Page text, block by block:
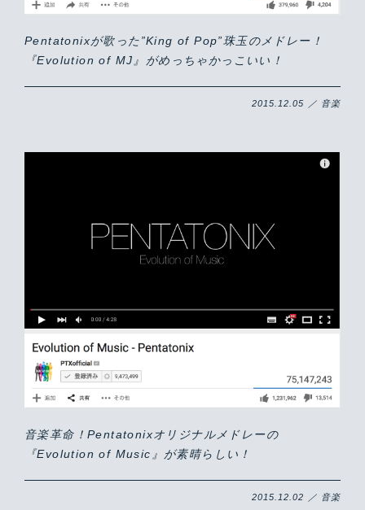
Pentatonixが歌った”King of Pop”珠玉のメドレー！
『Evolution of MJ』がめっちゃかっこいい！
2015.12.05 ／ 音楽
音楽革命！Pentatonixオリジナルメドレーの
『Evolution of Music』が素晴らしい！
2015.12.02 ／ 音楽